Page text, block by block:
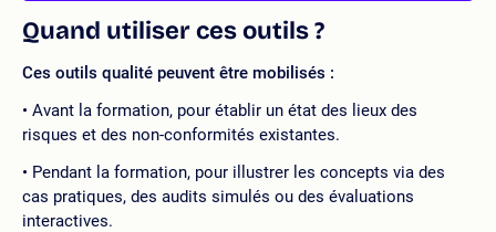
Quand utiliser ces outils ?
Ces outils qualité peuvent être mobilisés :
Avant la formation, pour établir un état des lieux des
risques et des non-conformités existantes.
Pendant la formation, pour illustrer les concepts via des
cas pratiques, des audits simulés ou des évaluations
interactives.